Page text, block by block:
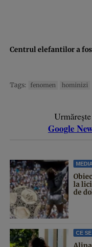
Centrul elefantilor a
Tags: fenomen hominizi
Google
la
de
CE